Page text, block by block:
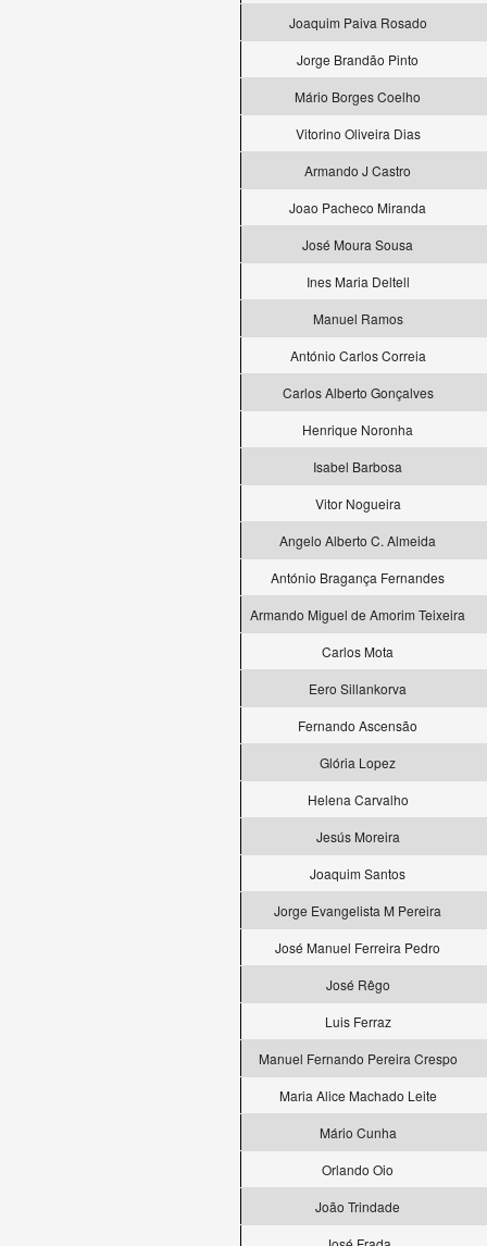
Joaquim Paiva Rosado
Jorge Brandão Pinto
Mário Borges Coelho
Vitorino Oliveira Dias
Armando J Castro
Joao Pacheco Miranda
José Moura Sousa
Ines Maria Deltell
Manuel Ramos
António Carlos Correia
Carlos Alberto Gonçalves
Henrique Noronha
Isabel Barbosa
Vitor Nogueira
Angelo Alberto C. Almeida
António Bragança Fernandes
Armando Miguel de Amorim Teixeira
Carlos Mota
Eero Sillankorva
Fernando Ascensão
Glória Lopez
Helena Carvalho
Jesús Moreira
Joaquim Santos
Jorge Evangelista M Pereira
José Manuel Ferreira Pedro
José Rêgo
Luis Ferraz
Manuel Fernando Pereira Crespo
Maria Alice Machado Leite
Mário Cunha
Orlando Oio
João Trindade